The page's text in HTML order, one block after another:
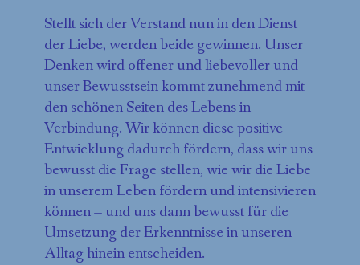
Stellt sich der Verstand nun in den Dienst
der Liebe, werden beide gewinnen. Unser
Denken wird offener und liebevoller und
unser Bewusstsein kommt zunehmend mit
den schönen Seiten des Lebens in
Verbindung. Wir können diese positive
Entwicklung dadurch fördern, dass wir uns
bewusst die Frage stellen, wie wir die Liebe
in unserem Leben fördern und intensivieren
können – und uns dann bewusst für die
Umsetzung der Erkenntnisse in unseren
Alltag hinein entscheiden.